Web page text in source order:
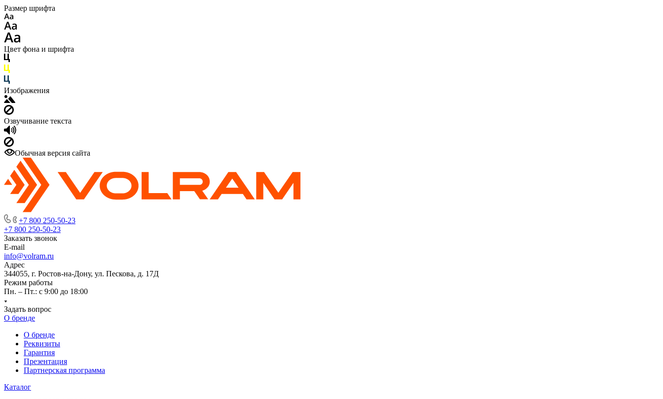
Размер шрифта
Цвет фона и шрифта
Изображения
Озвучивание текста
Обычная версия сайта
+7 800 250-50-23
+7 800 250-50-23
Заказать звонок
E-mail
info@volram.ru
Адрес
344055, г. Ростов-на-Дону, ул. Пескова, д. 17Д
Режим работы
Пн. – Пт.: с 9:00 до 18:00
Задать вопрос
О бренде
О бренде
Реквизиты
Гарантия
Презентация
Партнерская программа
Каталог